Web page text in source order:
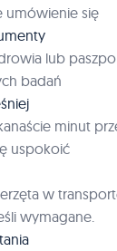
umówienie się
lub
badań
minut
uspokoić
w
wymagane.